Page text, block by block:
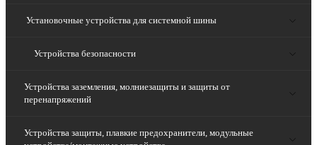
Установочные устройства для системной шины
Устройства безопасности
Устройства заземления, молниезащиты и защиты от
перенапряжений
Устройства защиты, плавкие предохранители, модульные